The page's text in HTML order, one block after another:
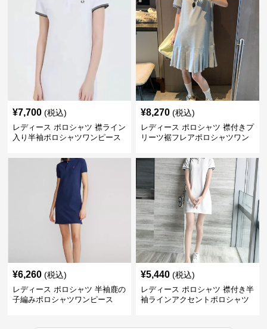
¥7,700 (税込)
レディース ポロシャツ 襟ライン
入り半袖ポロシャツワンピース
¥8,270 (税込)
レディース ポロシャツ 襟付きプ
リーツ裾フレアポロシャツワン
¥6,260 (税込)
レディース ポロシャツ 半袖鹿の
子編みポロシャツワンピース
¥5,440 (税込)
レディース ポロシャツ 襟付き半
袖ラインアクセントポロシャツ